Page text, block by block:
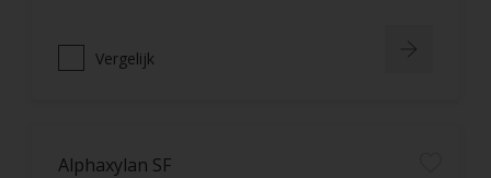
Vergelijk
Alphaxylan SF